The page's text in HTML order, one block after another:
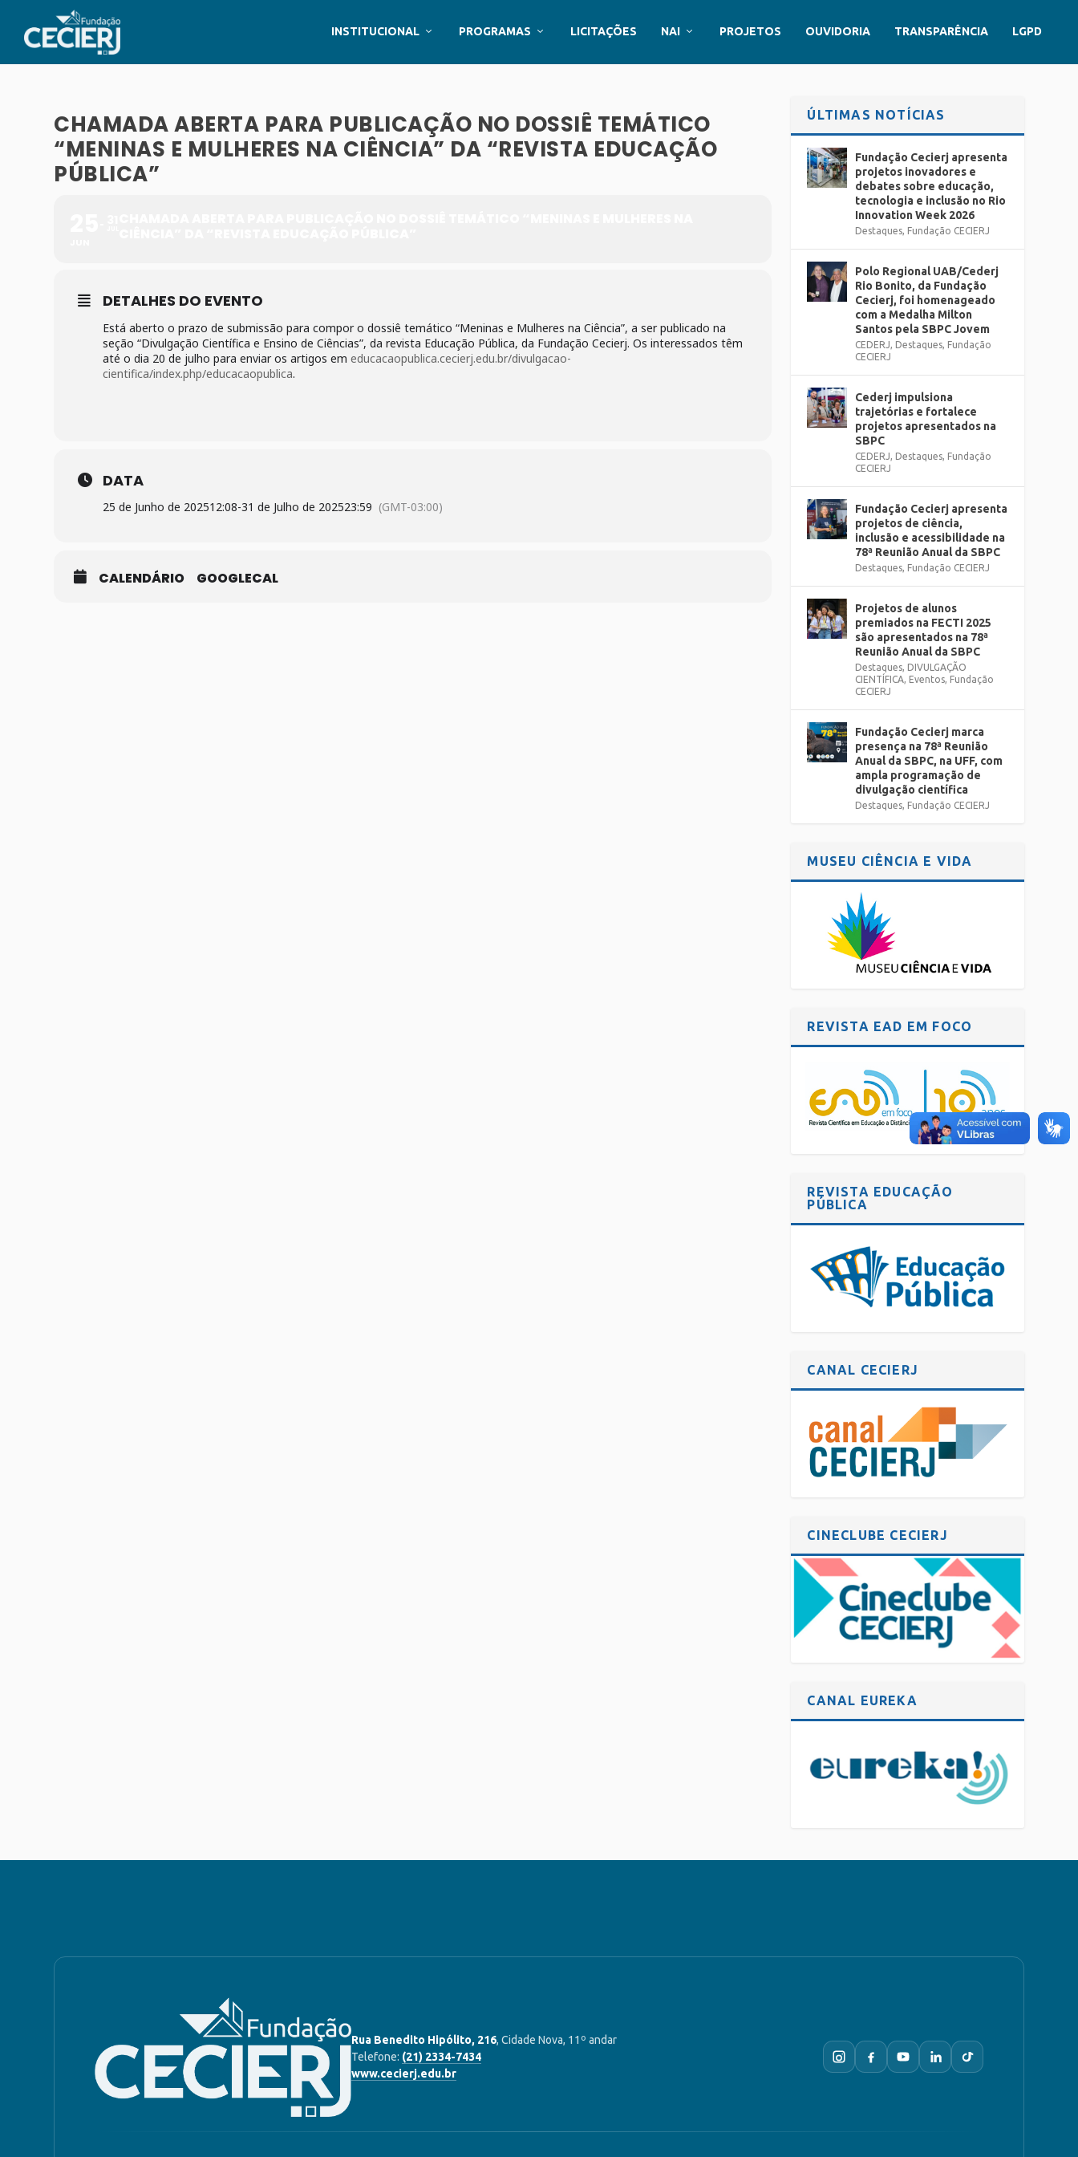
INSTITUCIONAL PROGRAMAS LICITAÇÕES NAI PROJETOS OUVIDORIA TRANSPARÊNCIA LGPD
CHAMADA ABERTA PARA PUBLICAÇÃO NO DOSSIÊ TEMÁTICO
“MENINAS E MULHERES NA CIÊNCIA” DA “REVISTA EDUCAÇÃO
PÚBLICA”
DETALHES DO EVENTO
Está aberto o prazo de submissão para compor o dossiê temático “Meninas e Mulheres na Ciência”, a ser publicado na
seção “Divulgação Científica e Ensino de Ciências”, da revista Educação Pública, da Fundação Cecierj. Os interessados têm
até o dia 20 de julho para enviar os artigos emeducacaopublica.cecierj.edu.br/divulgacao-
cientifica/index.php/educacaopublica.
DATA
25 de Junho de 202512:08-31 de Julho de 202523:59 (GMT-03:00)
CALENDÁRIO GOOGLECAL
ÚLTIMAS NOTÍCIAS
Fundação Cecierj apresenta
projetos inovadores e
debates sobre educação,
tecnologia e inclusão no Rio
Innovation Week 2026
Destaques, Fundação CECIERJ
Polo Regional UAB/Cederj
Rio Bonito, da Fundação
Cecierj, foi homenageado
com a Medalha Milton
Santos pela SBPC Jovem
CEDERJ, Destaques, Fundação
CECIERJ
Cederj impulsiona
trajetórias e fortalece
projetos apresentados na
SBPC
CEDERJ, Destaques, Fundação
CECIERJ
Fundação Cecierj apresenta
projetos de ciência,
inclusão e acessibilidade na
78ª Reunião Anual da SBPC
Destaques, Fundação CECIERJ
Projetos de alunos
premiados na FECTI 2025
são apresentados na 78ª
Reunião Anual da SBPC
Destaques, DIVULGAÇÃO
CIENTÍFICA, Eventos, Fundação
CECIERJ
Fundação Cecierj marca
presença na 78ª Reunião
Anual da SBPC, na UFF, com
ampla programação de
divulgação científica
Destaques, Fundação CECIERJ
MUSEU CIÊNCIA E VIDA
REVISTA EAD EM FOCO
REVISTA EDUCAÇÃO
PÚBLICA
CANAL CECIERJ
CINECLUBE CECIERJ
CANAL EUREKA
Rua Benedito Hipólito, 216, Cidade Nova, 11º andar
Telefone: (21) 2334-7434
www.cecierj.edu.br